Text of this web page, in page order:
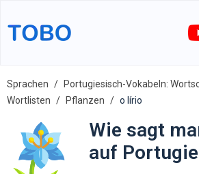
Sprachen
Portugiesisch-Vokabeln:
Wortlisten
Pflanzen o lírio
Wie sagt
auf